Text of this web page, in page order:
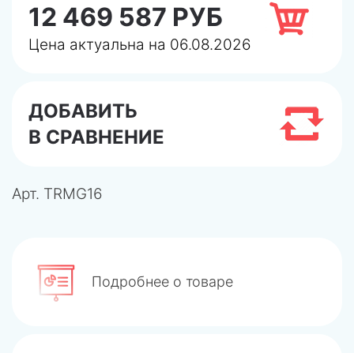
12 469 587 РУБ
Цена актуальна на 06.08.2026
ДОБАВИТЬ
В СРАВНЕНИЕ
Арт. TRMG16
Подробнее о товаре